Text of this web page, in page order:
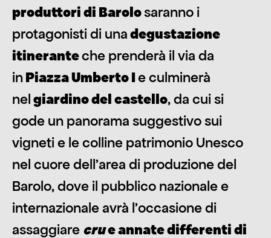
produttori di Barolosaranno i
protagonisti di unadegustazione
itineranteche prenderà il via da
inPiazza Umberto Ie culminerà
nelgiardino del castello, da cui si
gode un panorama suggestivo sui
vigneti e le colline patrimonio Unesco
nel cuore dell’area di produzione del
Barolo, dove il pubblico nazionale e
internazionale avrà l’occasione di
assaggiare crue annate differenti di